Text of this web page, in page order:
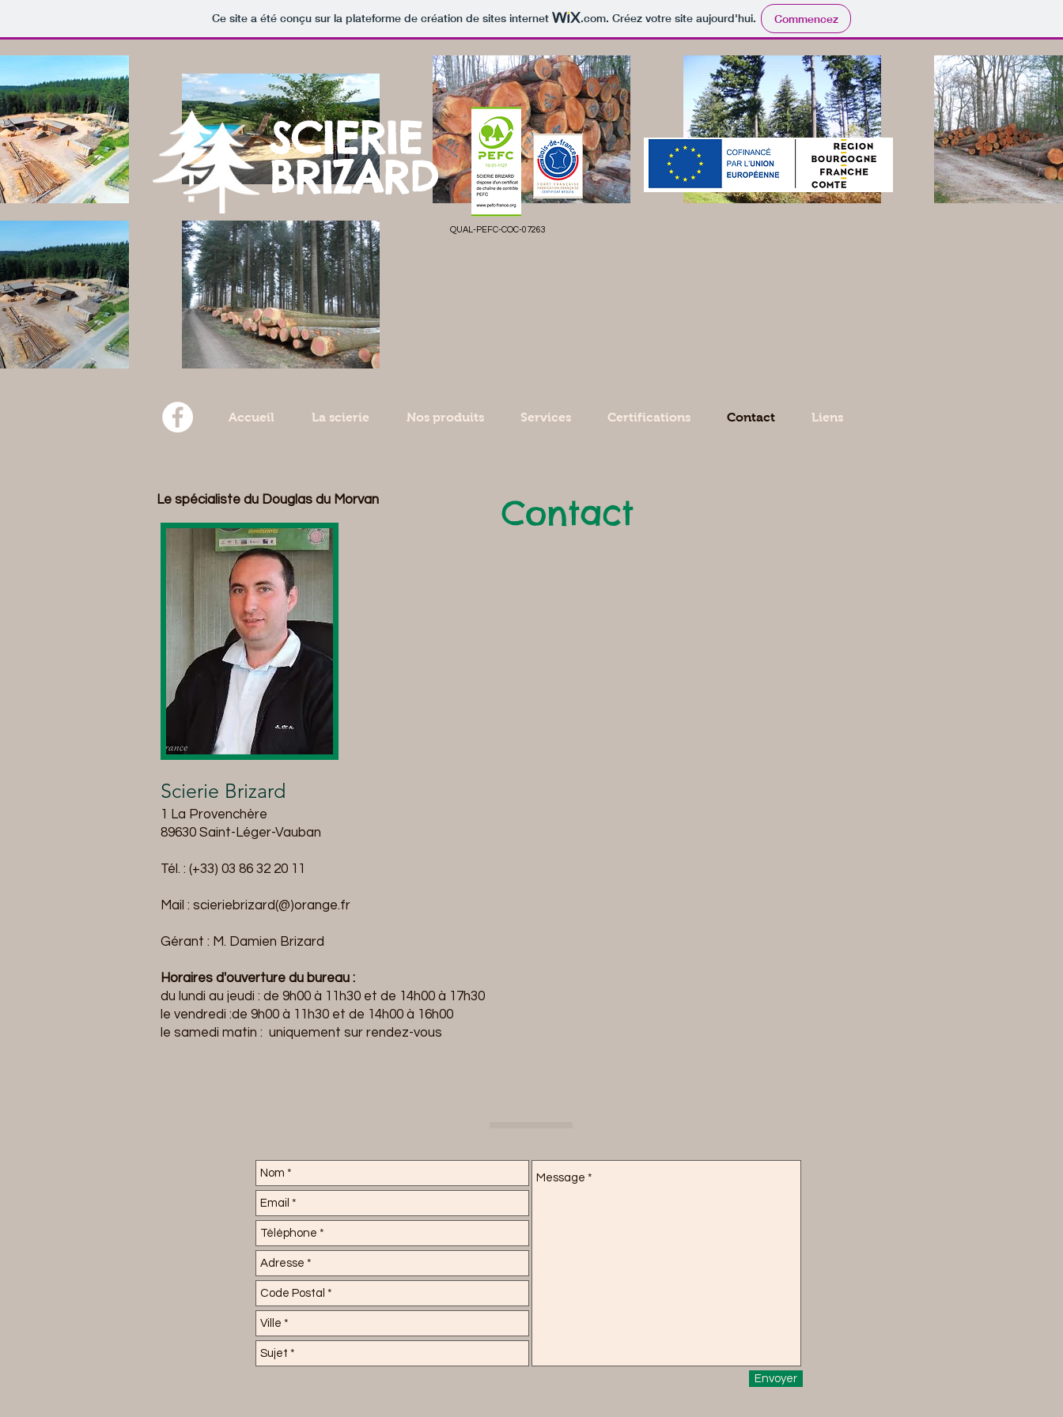
Ce site a été conçu sur la plateforme de création de sites internet .com. Créez votre site aujourd'hui. Commencez
SCIERIE
BRIZARD
QUAL-PEFC-COC-07263
Accueil La scierie Nos produits Services Certifications Contact Liens
Scierie Brizard
1 La Provenchère
89630 Saint-Léger-Vauban
Tél. : (+33) 03 86 32 20 11
Mail : scieriebrizard(@)orange.fr
Gérant : M. Damien Brizard
Horaires d'ouverture du bureau :
du lundi au jeudi : de 9h00 à 11h30 et de 14h00 à 17h30
le vendredi :de 9h00 à 11h30 et de 14h00 à 16h00
le samedi matin : uniquement sur rendez-vous
Le spécialiste du Douglas du Morvan Contact
Envoyer